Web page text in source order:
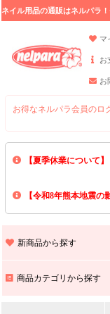
ネイル用品の通販はネルパラ
マ
お
お
お得なネルパラ会員の
【夏季休業について】
8/13(木)～8/16(日)の間
上記期間中のご注文・
【令和8年熊本地震
また､ 九州全域でお荷
新商品から探す
商品カテゴリから探す